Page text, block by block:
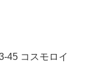
45 コスモロイ